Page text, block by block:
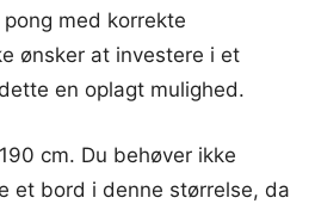
med korrekte
ønsker at investere i et
en oplagt mulighed.
cm. Du behøver ikke
et bord i denne størrelse, da